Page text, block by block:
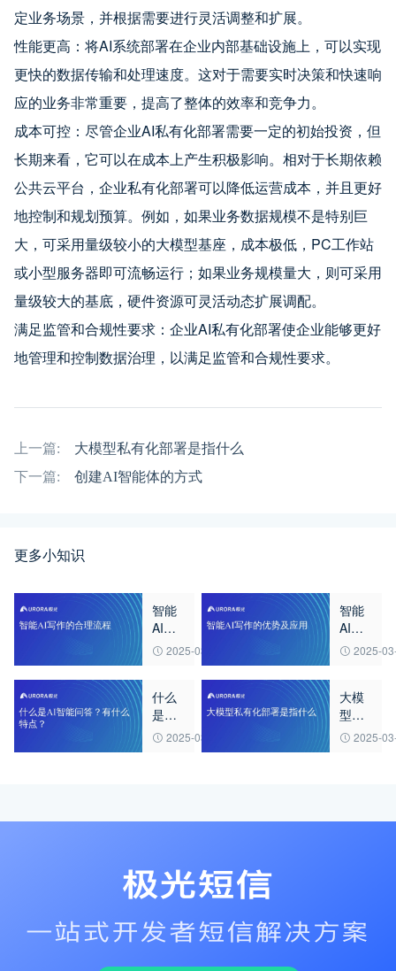
定业务场景，并根据需要进行灵活调整和扩展。
性能更高：将AI系统部署在企业内部基础设施上，可以实现
更快的数据传输和处理速度。这对于需要实时决策和快速响
应的业务非常重要，提高了整体的效率和竞争力。
成本可控：尽管企业AI私有化部署需要一定的初始投资，但
长期来看，它可以在成本上产生积极影响。相对于长期依赖
公共云平台，企业私有化部署可以降低运营成本，并且更好
地控制和规划预算。例如，如果业务数据规模不是特别巨
大，可采用量级较小的大模型基座，成本极低，PC工作站
或小型服务器即可流畅运行；如果业务规模量大，则可采用
量级较大的基底，硬件资源可灵活动态扩展调配。
满足监管和合规性要求：企业AI私有化部署使企业能够更好
地管理和控制数据治理，以满足监管和合规性要求。
上一篇:
大模型私有化部署是指什么
下一篇:
创建AI智能体的方式
更多小知识
智能
AI写
作的2025-03-21
智能
AI写
作的
用
2025-
什么
是AI
智能
点？
2025-03-21
大模
型私
有化2025-